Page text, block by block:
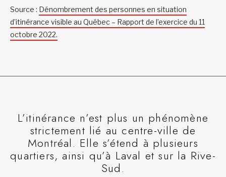
Source : Dénombrement des personnes en situation
d’itinérance visible au Québec – Rapport de l’exercice du 11
octobre 2022.
L’itinérance n’est plus un phénomène
strictement lié au centre-ville de
Montréal. Elle s’étend à plusieurs
quartiers, ainsi qu’à Laval et sur la Rive-
Sud.